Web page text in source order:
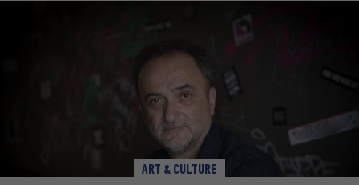
ART & CULTURE